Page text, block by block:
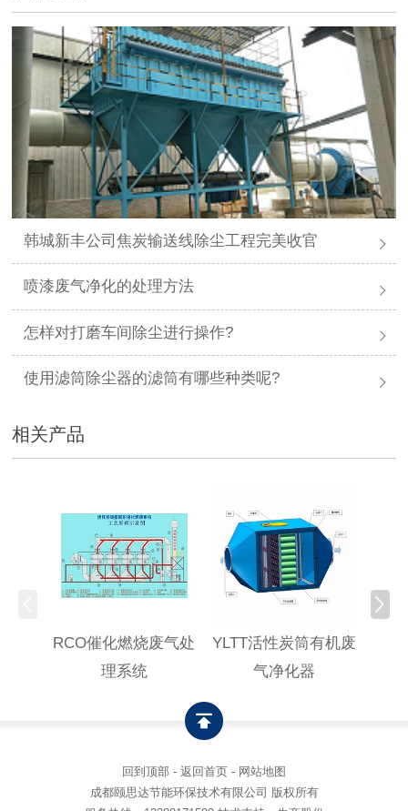
韩城新丰公司焦炭输送线除尘工程完美收官
喷漆废气净化的处理方法
怎样对打磨车间除尘进行操作?
使用滤筒除尘器的滤筒有哪些种类呢?
相关产品
RCO催化燃烧废气处
理系统
YLTT活性炭筒有机废
气净化器
回到顶部 - 返回首页 - 网站地图
成都颐思达节能环保技术有限公司 版权所有